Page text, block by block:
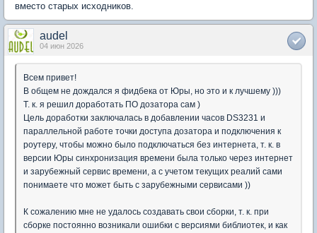
вместо старых исходников.
audel
04 июн 2026
Всем привет!
В общем не дождался я фидбека от Юры, но это и к лучшему )))
Т. к. я решил доработать ПО дозатора сам )
Цель доработки заключалась в добавлении часов DS3231 и
параллельной работе точки доступа дозатора и подключения к
роутеру, чтобы можно было подключаться без интернета, т. к. в
версии Юры синхронизация времени была только через интернет
и зарубежный сервис времени, а с учетом текущих реалий сами
понимаете что может быть с зарубежными сервисами ))
К сожалению мне не удалось создавать свои сборки, т. к. при
сборке постоянно возникали ошибки с версиями библиотек, и как